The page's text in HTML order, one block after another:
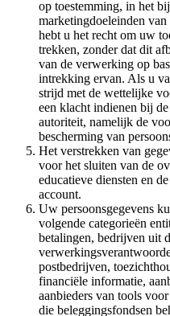
op toestemming, in het
marketingdoeleinden
hebt u het recht om uw
trekken, zonder dat dit
van de verwerking op
intrekking ervan. Als u
strijd met de wettelijke
een klacht indienen bij
autoriteit, namelijk de
bescherming van
Het verstrekken van
voor het sluiten van de
educatieve diensten en
account.
Uw persoonsgegevens
volgende categorieën
betalingen, bedrijven uit
postbedrijven,
financiële informatie,
aanbieders van tools
die beleggingsfondsen